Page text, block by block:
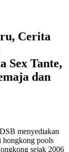
Cerita
Sex Tante,
dan
menyediakan
hongkong pools
sejak 2006